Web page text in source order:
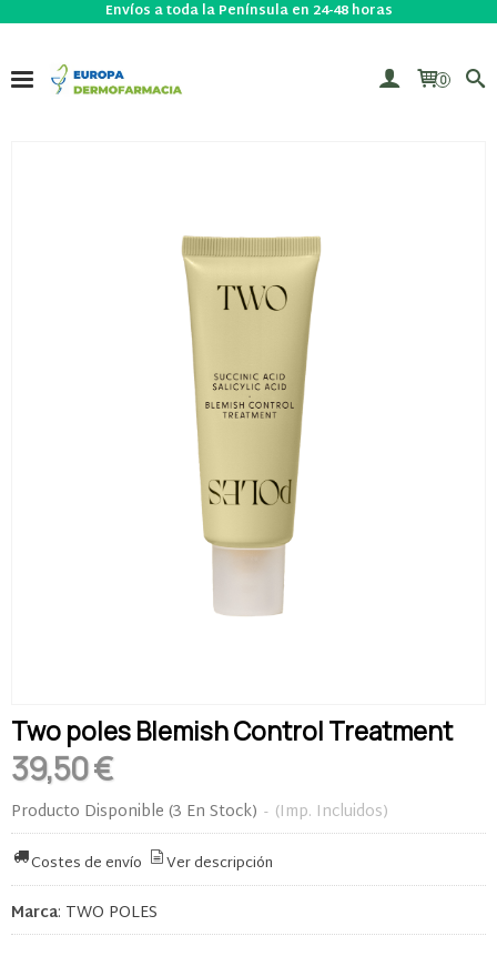
Envíos a toda la Península en 24-48 horas
0
Two poles Blemish Control Treatment
39,50 €
Producto Disponible (3 En Stock) - (Imp. Incluidos)
Costes de envío Ver descripción
Marca: TWO POLES